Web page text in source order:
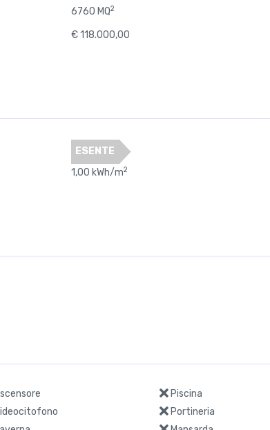
6760 MQ2
€ 118.000,00
ESENTE
1,00 kWh/m2
Piscina
Portineria